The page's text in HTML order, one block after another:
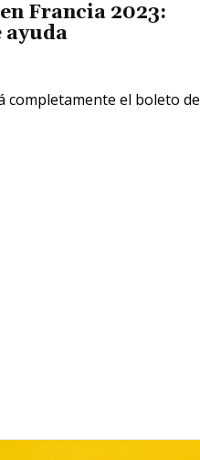
Francia 2023:
ayuda
completamente el boleto de